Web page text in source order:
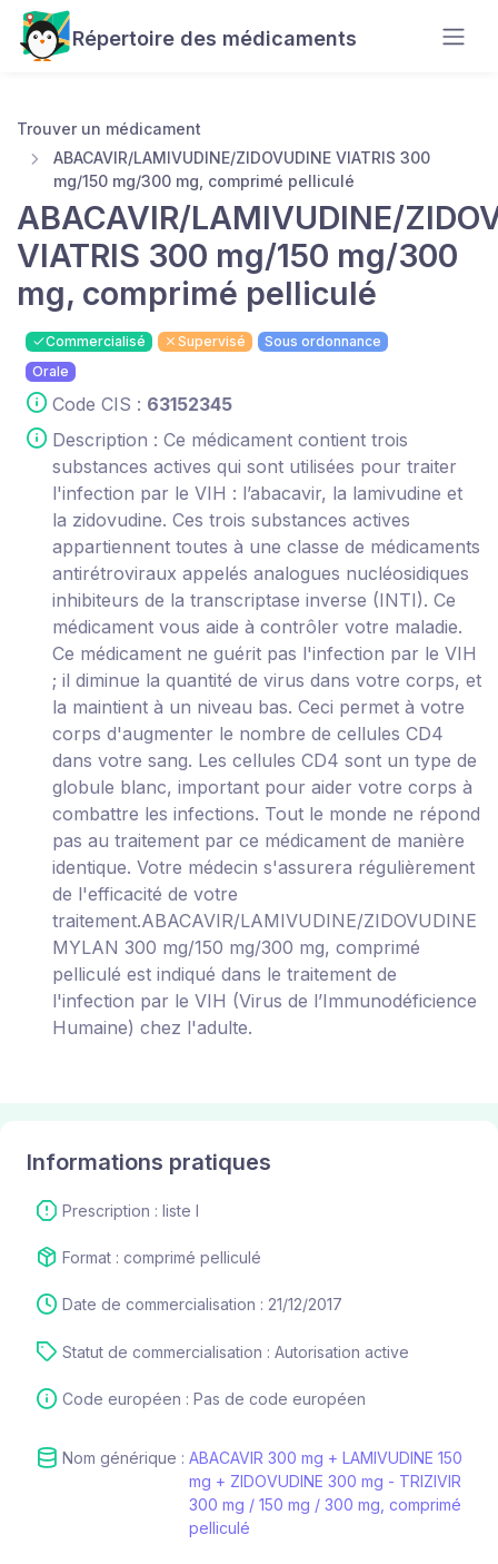
Répertoire des médicaments
Trouver un médicament
ABACAVIR/LAMIVUDINE/ZIDOVUDINE VIATRIS 300
mg/150 mg/300 mg, comprimé pelliculé
ABACAVIR/LAMIVUDINE/
VIATRIS 300 mg/150 mg/300
mg, comprimé pelliculé
Commercialisé Supervisé
Sous ordonnance
Orale
Code CIS : 63152345
Description : Ce médicament contient trois
substances actives qui sont utilisées pour traiter
l'infection par le VIH : l’abacavir, la lamivudine et
la zidovudine. Ces trois substances actives
appartiennent toutes à une classe de médicaments
antirétroviraux appelés analogues nucléosidiques
inhibiteurs de la transcriptase inverse (INTI). Ce
médicament vous aide à contrôler votre maladie.
Ce médicament ne guérit pas l'infection par le VIH
; il diminue la quantité de virus dans votre corps, et
la maintient à un niveau bas. Ceci permet à votre
corps d'augmenter le nombre de cellules CD4
dans votre sang. Les cellules CD4 sont un type de
globule blanc, important pour aider votre corps à
combattre les infections. Tout le monde ne répond
pas au traitement par ce médicament de manière
identique. Votre médecin s'assurera régulièrement
de l'efficacité de votre
traitement.ABACAVIR/LAMIVUDINE/ZIDOVUDINE
MYLAN 300 mg/150 mg/300 mg, comprimé
pelliculé est indiqué dans le traitement de
l'infection par le VIH (Virus de l’Immunodéficience
Humaine) chez l'adulte.
Informations pratiques
Prescription : liste I
Format : comprimé pelliculé
Date de commercialisation : 21/12/2017
Statut de commercialisation : Autorisation active
Code européen : Pas de code européen
Nom générique : ABACAVIR 300 mg + LAMIVUDINE 150
mg + ZIDOVUDINE 300 mg - TRIZIVIR
300 mg / 150 mg / 300 mg, comprimé
pelliculé